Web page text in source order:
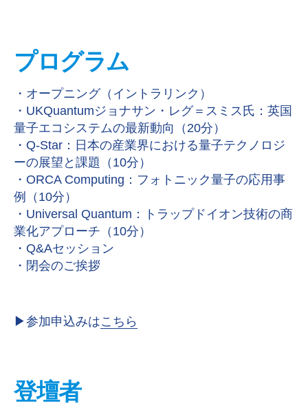
プログラム
・オープニング（イントラリンク）
・UKQuantumジョナサン・レグ＝スミス氏：英国
量子エコシステムの最新動向（20分）
・Q-Star：日本の産業界における量子テクノロジ
ーの展望と課題（10分）
・ORCA Computing：フォトニック量子の応用事
例（10分）
・Universal Quantum：トラップドイオン技術の商
業化アプローチ（10分）
・Q&Aセッション
・閉会のご挨拶
▶︎参加申込みはこちら
登壇者